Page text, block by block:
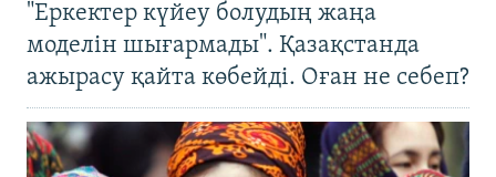
"Еркектер күйеу болудың жаңа
моделін шығармады". Қазақстанда
ажырасу қайта көбейді. Оған не себеп?